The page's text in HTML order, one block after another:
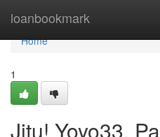
loanbookmark
Home
Home
1
Jitu! Yoyo33,